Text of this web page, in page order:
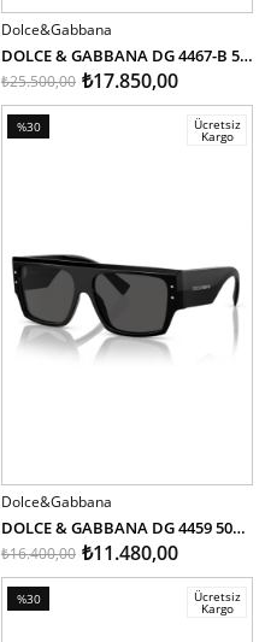
SEPETE EKLE
Dolce&Gabbana
DOLCE & GABBANA DG 4467-B 501/87 55
₺17.850,00
₺25.500,00
SEPETE EKLE
%30
Ücretsiz
Kargo
Dolce&Gabbana
DOLCE & GABBANA DG 4459 501/87 56
₺11.480,00
₺16.400,00
%30
Ücretsiz
Kargo